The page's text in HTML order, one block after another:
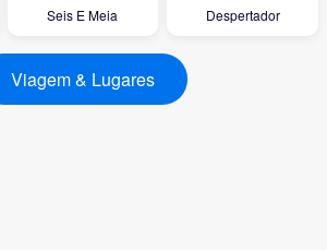
Seis E Meia Despertador
Viagem & Lugares